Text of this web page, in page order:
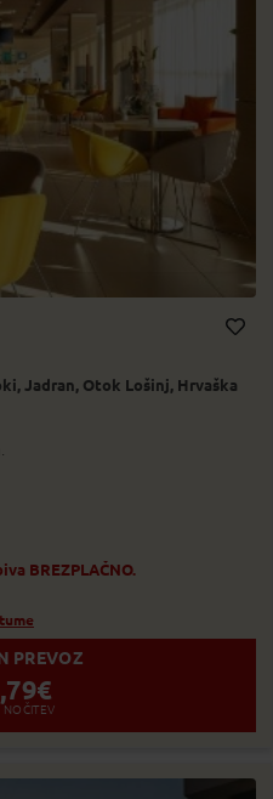
Jadran, Otok Lošinj, Hrvaška
BREZPLAČNO.
PREVOZ
€
NOČITEV